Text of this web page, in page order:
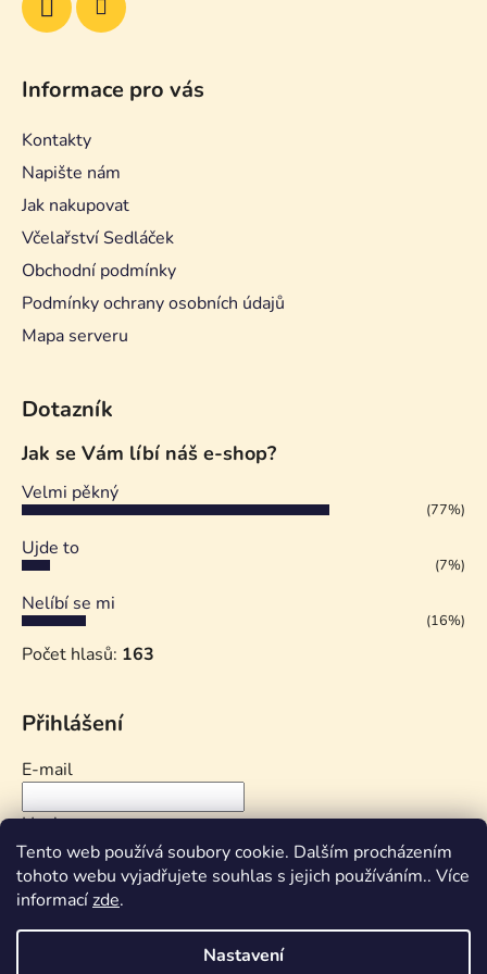
Tento web používá soubory cookie. Dalším procházením
tohoto webu vyjadřujete souhlas s jejich používáním.. Více
informacízde.
Nastavení
Informace pro vás
Kontakty
Napište nám
Jak nakupovat
Včelařství Sedláček
Obchodní podmínky
Podmínky ochrany osobních údajů
Mapa serveru
Dotazník
Jak se Vám líbí náš e-shop?
Velmi pěkný
(77%)
Ujde to
(7%)
Nelíbí se mi
(16%)
Počet hlasů: 163
Přihlášení
E-mail
Heslo
PŘIHLÁSIT SE
Nová registraceZapomenuté heslo